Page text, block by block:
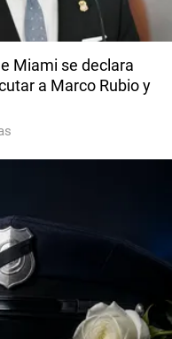
Miami se declara
a Marco Rubio y